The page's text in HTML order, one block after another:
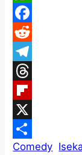
WhatsApp
Facebook
Reddit
Telegram
Threads
Flipboard
X
Teilen
Comedy